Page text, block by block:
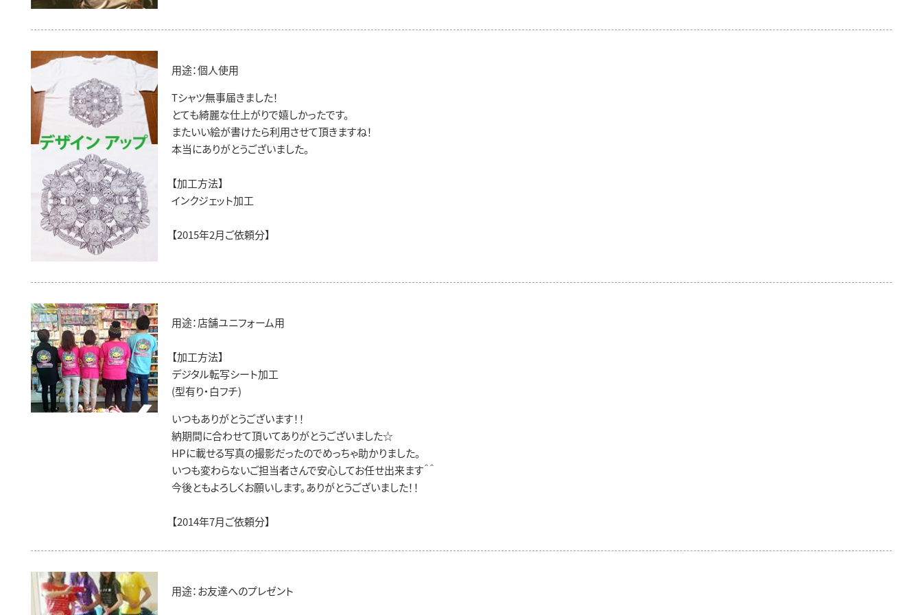
用途：個人使用
Tシャツ無事届きました！
とても綺麗な仕上がりで嬉しかったです。
またいい絵が書けたら利用させて頂きますね！
本当にありがとうございました。
【加工方法】
インクジェット加工
【2015年2月ご依頼分】
用途：店舗ユニフォーム用
【加工方法】
デジタル転写シート加工
(型有り・白フチ)
いつもありがとうございます！！
納期間に合わせて頂いてありがとうございました☆
HPに載せる写真の撮影だったのでめっちゃ助かりました。
いつも変わらないご担当者さんで安心してお任せ出来ます＾＾
今後ともよろしくお願いします。ありがとうございました！！
【2014年7月ご依頼分】
用途：お友達へのプレゼント